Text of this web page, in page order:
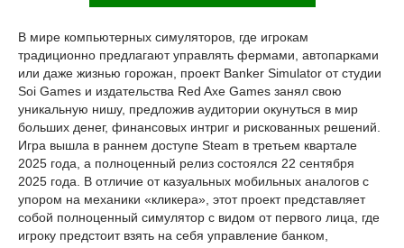
В мире компьютерных симуляторов, где игрокам
традиционно предлагают управлять фермами, автопарками
или даже жизнью горожан, проект Banker Simulator от студии
Soi Games и издательства Red Axe Games занял свою
уникальную нишу, предложив аудитории окунуться в мир
больших денег, финансовых интриг и рискованных решений.
Игра вышла в раннем доступе Steam в третьем квартале
2025 года, а полноценный релиз состоялся 22 сентября
2025 года. В отличие от казуальных мобильных аналогов с
упором на механики «кликера», этот проект представляет
собой полноценный симулятор с видом от первого лица, где
игроку предстоит взять на себя управление банком,